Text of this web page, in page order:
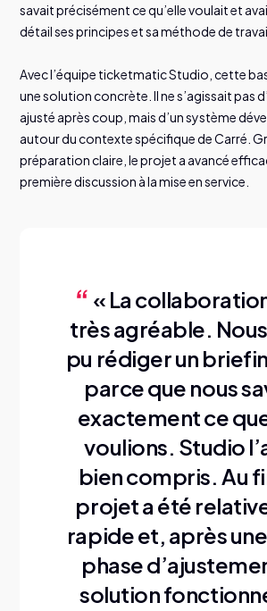
savait précisément ce qu’elle voulait et
détail ses principes et sa méthode de
Avec l’équipe ticketmatic Studio, cette
une solution concrète. Il ne s’agissait pas
ajusté après coup, mais d’un système
autour du contexte spécifique de Carré.
préparation claire, le projet a avancé
première discussion à la mise en service.
« La
très agréable.
pu rédiger un
parce que nous
exactement ce
voulions. Studio
bien compris. Au
projet a été
rapide et, après
phase
solution